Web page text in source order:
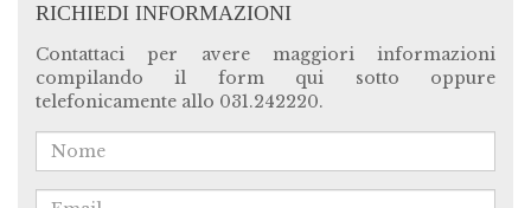
RICHIEDI INFORMAZIONI
Contattaci per avere maggiori informazioni
compilando il form qui sotto oppure
telefonicamente allo 031.242220.